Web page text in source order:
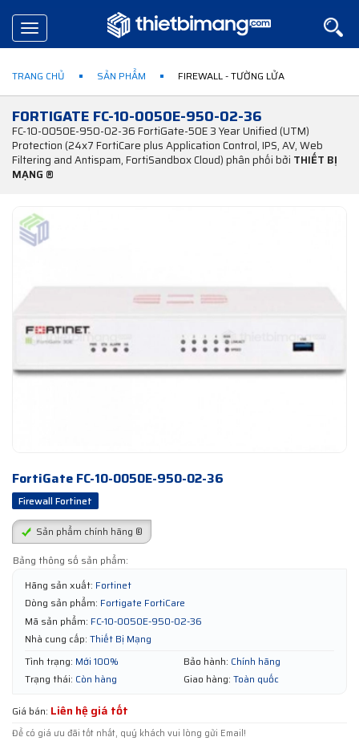
Toggle
navigation
TRANG CHỦ SẢN PHẨM FIREWALL - TƯỜNG LỬA
FORTIGATE FC-10-0050E-950-02-36
FC-10-0050E-950-02-36 FortiGate-50E 3 Year Unified (UTM)
Protection (24x7 FortiCare plus Application Control, IPS, AV, Web
Filtering and Antispam, FortiSandbox Cloud) phân phối bởi THIẾT BỊ
MẠNG ®
FortiGate FC-10-0050E-950-02-36
Firewall Fortinet
Sản phẩm chính hãng ®
Bảng thông số sản phẩm:
Hãng sản xuất: Fortinet
Dòng sản phẩm: Fortigate FortiCare
Mã sản phẩm: FC-10-0050E-950-02-36
Nhà cung cấp: Thiết Bị Mạng
Tình trạng: Mới 100% Bảo hành: Chính hãng
Trạng thái: Còn hàng Giao hàng: Toàn quốc
Giá bán: Liên hệ giá tốt
Để có giá ưu đãi tốt nhất, quý khách vui lòng gửi Email!